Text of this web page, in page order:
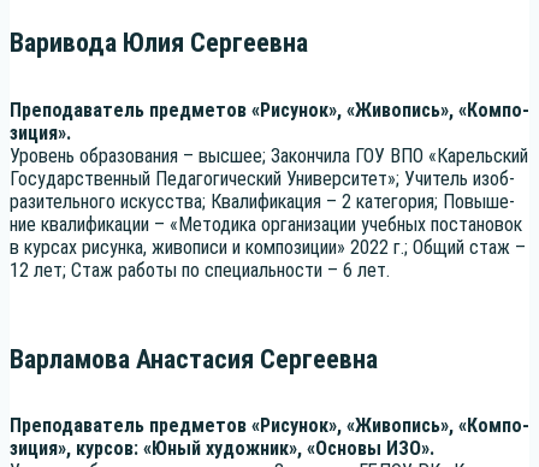
Варивода Юлия Сергеевна
Пре­по­да­ва­тель пред­ме­тов «Рису­нок», «Живо­пись», «Ком­по­
зи­ция».
Уро­вень обра­зо­ва­ния – выс­шее; Закон­чи­ла ГОУ ВПО «Карель­ский
Госу­дар­ствен­ный Педа­го­ги­че­ский Уни­вер­си­тет»; Учи­тель изоб­
ра­зи­тель­но­го искус­ства; Ква­ли­фи­ка­ция – 2 кате­го­рия; Повы­ше­
ние ква­ли­фи­ка­ции – «Мето­ди­ка орга­ни­за­ции учеб­ных поста­но­вок
в кур­сах рисун­ка, живо­пи­си и ком­по­зи­ции» 2022 г.; Общий стаж –
12 лет; Стаж рабо­ты по спе­ци­аль­но­сти – 6 лет.
Варламова Анастасия Сергеевна
Пре­по­да­ва­тель пред­ме­тов «Рису­нок», «Живо­пись», «Ком­по­
зи­ция», кур­сов: «Юный худож­ник», «Осно­вы ИЗО».